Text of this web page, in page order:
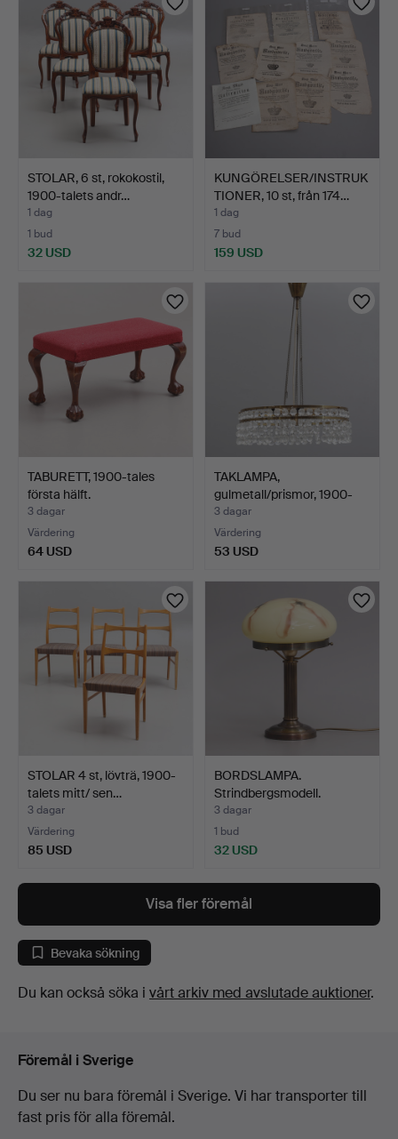
STOLAR, 6 st, rokokostil,
1900-talets andr…
1 dag
1 bud
32 USD
KUNGÖRELSER/INSTRUK
TIONER, 10 st, från 174…
1 dag
7 bud
159 USD
TABURETT, 1900-tales
första hälft.
3 dagar
Värdering
64 USD
TAKLAMPA,
gulmetall/prismor, 1900-
talets a…
3 dagar
Värdering
53 USD
STOLAR 4 st, lövträ, 1900-
talets mitt/ sen…
3 dagar
Värdering
85 USD
BORDSLAMPA.
Strindbergsmodell.
3 dagar
1 bud
32 USD
Visa fler föremål
Bevaka sökning
Du kan också söka i vårt arkiv med avslutade auktioner.
Föremål i Sverige
Du ser nu bara föremål i Sverige. Vi har transporter till
fast pris för alla föremål.